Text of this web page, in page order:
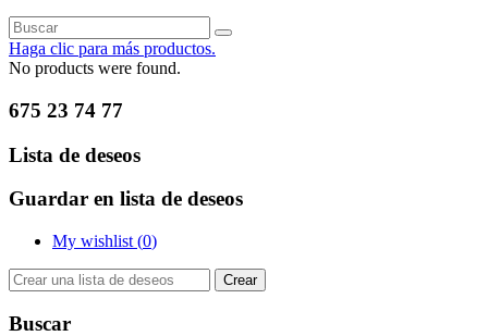
Haga clic para más productos.
No products were found.
675 23 74 77
Lista de deseos
Guardar en lista de deseos
My wishlist (0)
Crear
Buscar